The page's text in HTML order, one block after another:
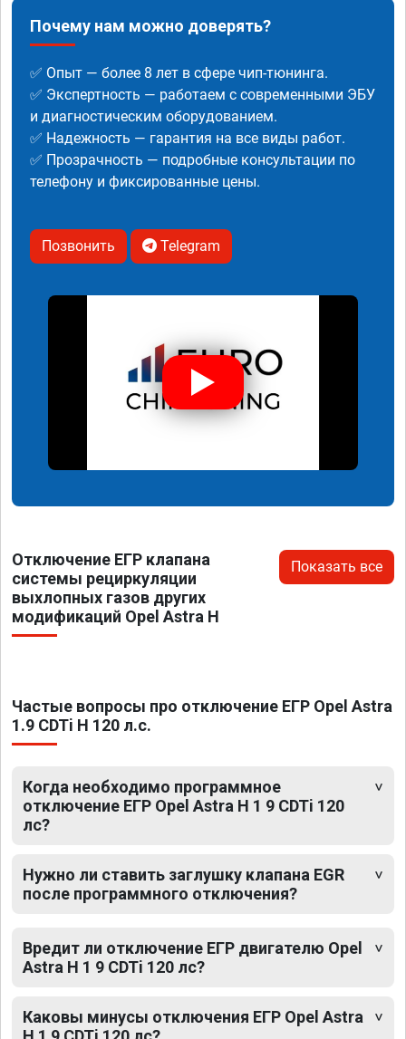
Почему нам можно доверять?
✅ Опыт — более 8 лет в сфере чип-тюнинга.
✅ Экспертность — работаем с современными ЭБУ
и диагностическим оборудованием.
✅ Надежность — гарантия на все виды работ.
✅ Прозрачность — подробные консультации по
телефону и фиксированные цены.
Позвонить Telegram
Отключение ЕГР клапана
системы рециркуляции
выхлопных газов других
модификаций Opel Astra H
Показать все
Частые вопросы про отключение ЕГР Opel Astra
1.9 CDTi H 120 л.с.
Когда необходимо программное
отключение ЕГР Opel Astra H 1 9 CDTi 120
лс?
Нужно ли ставить заглушку клапана EGR
после программного отключения?
Вредит ли отключение ЕГР двигателю Opel
Astra H 1 9 CDTi 120 лс?
Каковы минусы отключения ЕГР Opel Astra